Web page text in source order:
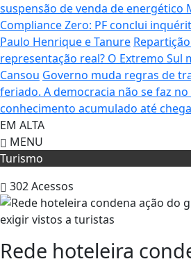
suspensão de venda de energético
Compliance Zero: PF conclui
Paulo Henrique e Tanure
representação real? O Extremo Sul
Cansou Governo muda regras de
feriado. A democracia não se faz
conhecimento acumulado até
EM ALTA
MENU
Turismo
302Acessos
Rede hoteleira